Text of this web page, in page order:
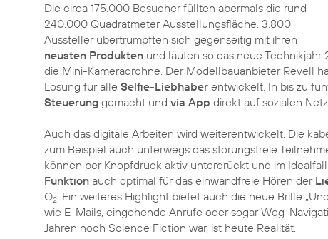
Die circa 175.000 Besucher füllten abermals die rund
240.000 Quadratmeter Ausstellungsfläche. 3.800
Aussteller übertrumpften sich gegenseitig mit ihren
neusten Produkten und läuten so das neue Technikjahr
die Mini-Kameradrohne. Der Modellbauanbieter Revell
Lösung für alle Selfie-Liebhaber entwickelt. In bis zu
Steuerung gemacht und via App direkt auf sozialen
Auch das digitale Arbeiten wird weiterentwickelt. Die
zum Beispiel auch unterwegs das störungsfreie
können per Knopfdruck aktiv unterdrückt und im
Funktion auch optimal für das einwandfreie Hören der
O2. Ein weiteres Highlight bietet auch die neue Brille
wie E-Mails, eingehende Anrufe oder sogar Weg-
Jahren noch Science Fiction war, ist heute Realität.